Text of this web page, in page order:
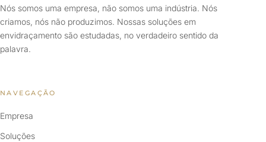
Nós somos uma empresa, não somos uma indústria. Nós
criamos, nós não produzimos. Nossas soluções em
envidraçamento são estudadas, no verdadeiro sentido da
palavra.
NAVEGAÇÃO
Empresa
Soluções